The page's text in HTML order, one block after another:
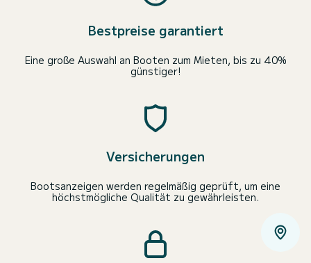
Bestpreise garantiert
Eine große Auswahl an Booten zum Mieten, bis zu 40%
günstiger!
Versicherungen
Bootsanzeigen werden regelmäßig geprüft, um eine
höchstmögliche Qualität zu gewährleisten.